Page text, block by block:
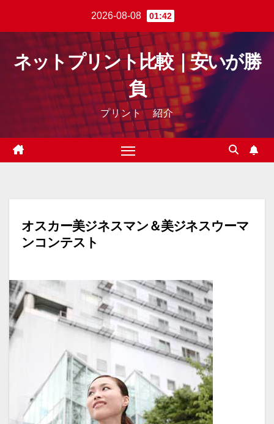
content
2026-08-08 01:42
ネットプリント比較｜安いが勝
負
プリント 紹介
オスカー美ジネスマン＆美ジネスウーマ
ンコンテスト